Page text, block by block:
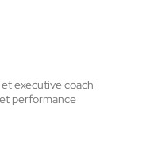
executive coach
performance